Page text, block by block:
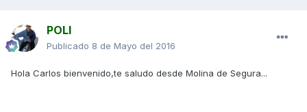
POLI
Publicado 8 de Mayo del 2016
Hola Carlos bienvenido,te saludo desde Molina de Segura...